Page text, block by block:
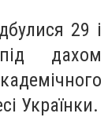
29 і
дахом
Українки.